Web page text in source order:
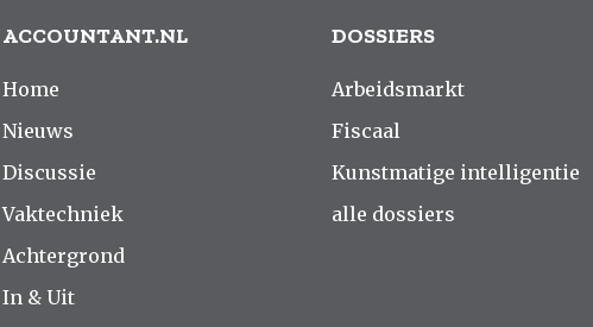
ACCOUNTANT.NL
Home
Nieuws
Discussie
Vaktechniek
Achtergrond
In & Uit
DOSSIERS
Arbeidsmarkt
Fiscaal
Kunstmatige intelligentie
alle dossiers